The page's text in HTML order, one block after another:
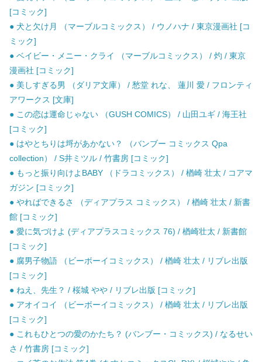
[コミック]
● 犬と欠け月 （マーブルコミックス） / ウノハナ / 東京漫画社 [コ
ミック]
● ベイビー・メニー・クライ （マーブルコミックス） / 灼 / 東京
漫画社 [コミック]
● 美しすぎる男 （ダリア文庫） / 愁堂 れな、 蓮川 愛 / フロンティ
アワークス [文庫]
● この恋は運命じゃない （GUSH COMICS） / 山田ユギ / 海王社
[コミック]
● はやとちりは埒があかない？ （バンブー コミックス Qpa
collection） / S井ミツル / 竹書房 [コミック]
● もっと振り向けよBABY （ドラコミックス） / 楢崎 壮太 / コアマ
ガジン [コミック]
● やればできるさ （ディアプラス コミックス） / 楢崎 壮太 / 新書
館 [コミック]
● 愛に気づけよ (ディアプラスコミックス 76) / 楢崎壮太 / 新書館
[コミック]
● 腐男子物語 （ビーボーイコミックス） / 楢崎 壮太 / リブレ出版
[コミック]
● ねえ、先生？ / 桜城 やや / リブレ出版 [コミック]
● アオイコイ （ビーボーイコミックス） / 楢崎 壮太 / リブレ出版
[コミック]
● これもひとつの愛のかたち？ (バンブー・コミックス) / なるせい
さ / 竹書房 [コミック]